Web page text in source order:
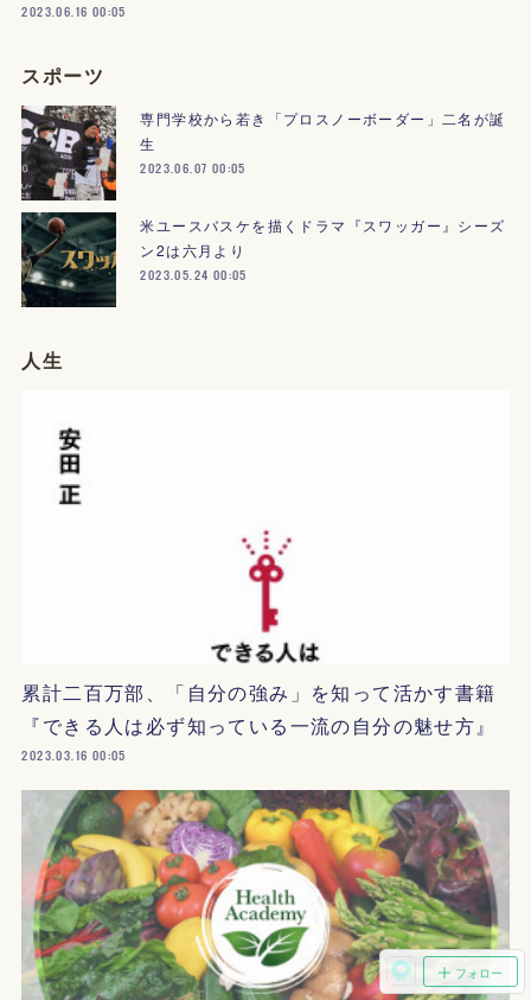
2023.06.16 00:05
スポーツ
専門学校から若き「プロスノーボーダー」二名が誕
生
2023.06.07 00:05
米ユースバスケを描くドラマ『スワッガー』シーズ
ン2は六月より
2023.05.24 00:05
人生
累計二百万部、「自分の強み」を知って活かす書籍
『できる人は必ず知っている一流の自分の魅せ方』
2023.03.16 00:05
フォロー